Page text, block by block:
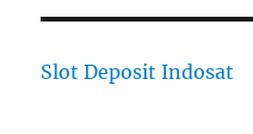
Slot Deposit Indosat